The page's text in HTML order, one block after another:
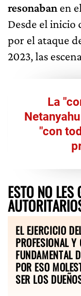
resonaban en
Desde el inicio
por el ataque
2023, las
La
"con
ESTO NO LES
EL EJERCICIO
PROFESIONAL
FUNDAMENTAL
POR ESO
SER LOS